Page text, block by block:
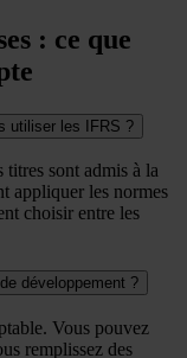
: ce que
utiliser les IFRS ?
titres sont admis à la
appliquer les normes
choisir entre les
développement ?
Vous pouvez
remplissez des